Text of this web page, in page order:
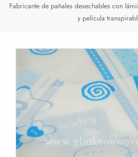
Fabricante de pañales desechables con
y película